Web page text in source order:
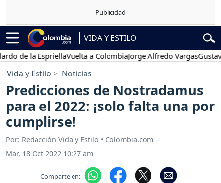
VIDA Y ESTILO
la EspriellaVuelta a ColombiaJorge Alfredo VargasGustavo
Vida y Estilo Noticias
Predicciones de Nostradamus
para el 2022: ¡solo falta una por
cumplirse!
Por: Redacción Vida y Estilo • Colombia.com
Mar, 18 Oct 2022 10:27 am
Comparte en: